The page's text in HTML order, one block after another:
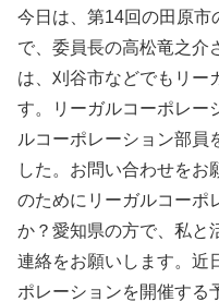
今日は、第14回の田原市
で、委員長の高松竜之介
は、刈谷市などでもリー
す。リーガルコーポレー
ルコーポレーション部員
した。お問い合わせをお
のためにリーガルコーポ
か？愛知県の方で、私と
連絡をお願いします。近
ポレーションを開催する